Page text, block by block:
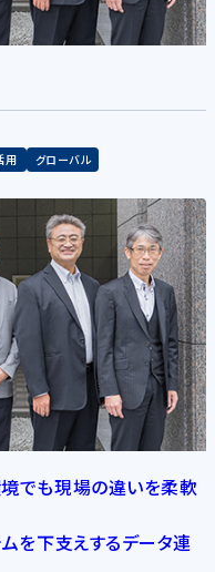
用 グローバル
でも現場の違いを柔軟
を下支えするデータ連